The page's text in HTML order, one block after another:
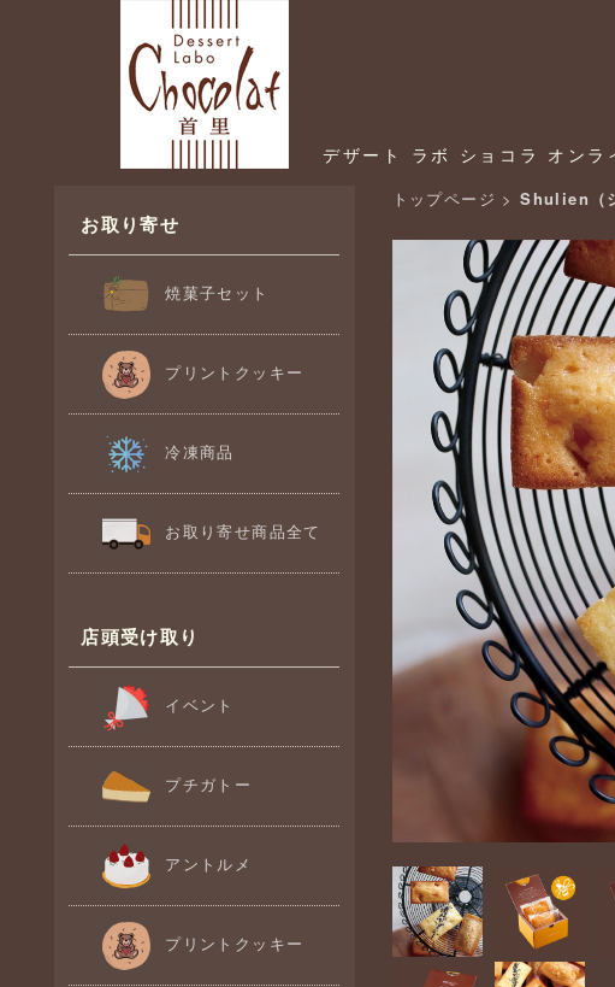
デザート ラボ ショコラ オンラ
お取り寄せ
焼菓子セット
プリントクッキー
冷凍商品
お取り寄せ商品全て
店頭受け取り
イベント
プチガトー
アントルメ
プリントクッキー
トップページ >Shulien（